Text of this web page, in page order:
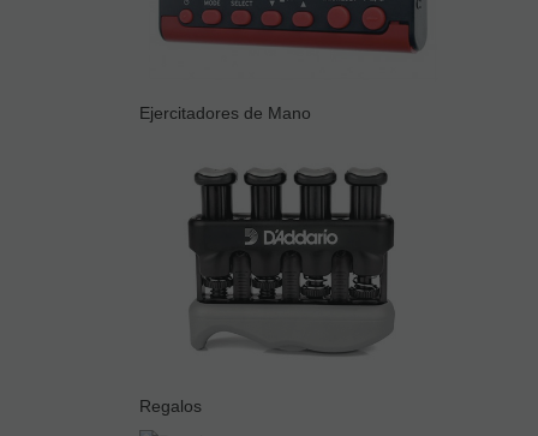
Ejercitadores de Mano
Regalos